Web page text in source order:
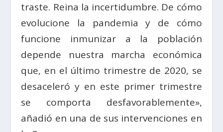
traste. Reina la incertidumbre. De cómo
evolucione la pandemia y de cómo
funcione inmunizar a la población
depende nuestra marcha económica
que, en el último trimestre de 2020, se
desaceleró y en este primer trimestre
se comporta desfavorablemente»,
añadió en una de sus intervenciones en